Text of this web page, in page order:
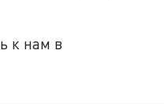
к нам в